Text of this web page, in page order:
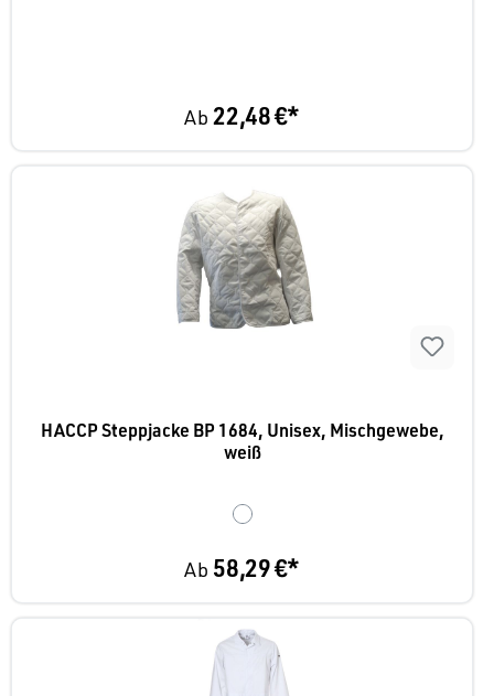
Ab22,48 €*
HACCP Steppjacke BP 1684, Unisex, Mischgewebe,
weiß
Ab 58,29 €*